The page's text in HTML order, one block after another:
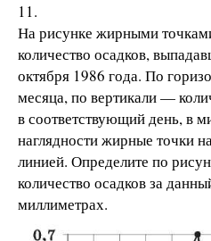
11.
На рисунке жирными
количество осадков,
октября 1986 года. По
месяца, по вертикали —
в соответствующий день, в
наглядности жирные точки
линией. Определите по
количество осадков за
миллиметрах.